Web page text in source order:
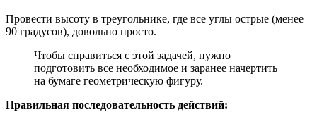
Провести высоту в треугольнике, где все углы острые (менее
90 градусов), довольно просто.
Чтобы справиться с этой задачей, нужно
подготовить все необходимое и заранее начертить
на бумаге геометрическую фигуру.
Правильная последовательность действий: